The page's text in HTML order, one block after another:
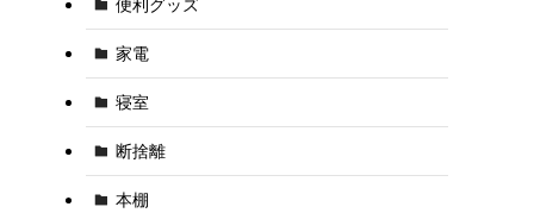
家電
寝室
断捨離
本棚